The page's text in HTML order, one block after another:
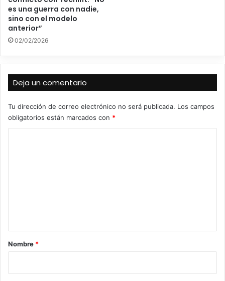
es una guerra con nadie,
sino con el modelo
anterior”
02/02/2026
Deja un comentario
Tu dirección de correo electrónico no será publicada. Los campos
obligatorios están marcados con *
r
Nombre *